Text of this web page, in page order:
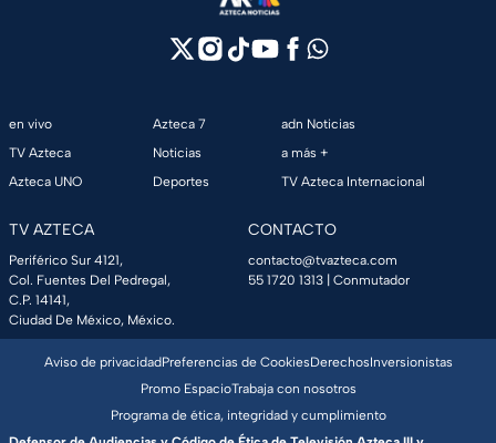
en vivo
TV Azteca
Azteca UNO
Azteca 7
Noticias
Deportes
adn Noticias
a más +
TV Azteca Internacional
TV AZTECA
Periférico Sur 4121,
Col. Fuentes Del Pedregal,
C.P. 14141,
Ciudad De México, México.
CONTACTO
contacto@tvazteca.com
55 1720 1313 | Conmutador
Aviso de privacidadPreferencias de CookiesDerechosInversionistas
Promo EspacioTrabaja con nosotros
Programa de ética, integridad y cumplimiento